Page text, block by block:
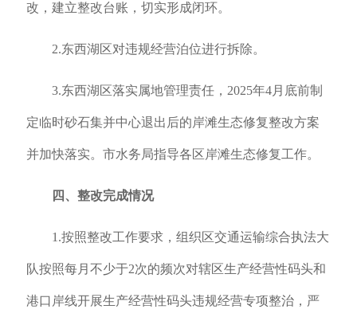
改，建立整改台账，切实形成闭环。
2.东西湖区对违规经营泊位进行拆除。
3.东西湖区落实属地管理责任，2025年4月底前制
定临时砂石集并中心退出后的岸滩生态修复整改方案
并加快落实。市水务局指导各区岸滩生态修复工作。
四、整改完成情况
1.按照整改工作要求，组织区交通运输综合执法大
队按照每月不少于2次的频次对辖区生产经营性码头和
港口岸线开展生产经营性码头违规经营专项整治，严